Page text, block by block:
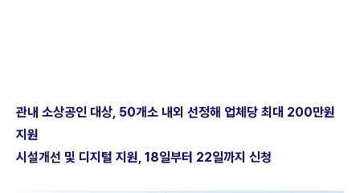
관내 소상공인 대상, 50개소 내외 선정해 업체당 최대 200만원
지원
시설개선 및 디지털 지원, 18일부터 22일까지 신청